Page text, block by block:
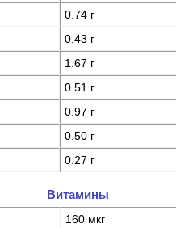
0.74 г
0.43 г
1.67 г
0.51 г
0.97 г
0.50 г
0.27 г
Витамины
160 мкг